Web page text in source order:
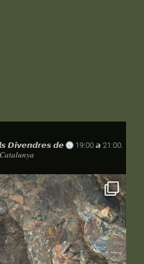
𝘿𝙞𝙫𝙚𝙣𝙙𝙧𝙚𝙨 𝙙𝙚
19:00 𝙖 21:00.